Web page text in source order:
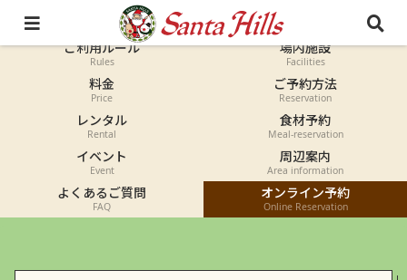
オートキャンプ
Auto-camp
ご利用ルール
Rules
場内施設
Facilities
料金
Price
ご予約方法
Reservation
レンタル
Rental
食材予約
Meal-reservation
イベント
Event
周辺案内
Area information
よくあるご質問
FAQ
オンライン予約
Online Reservation